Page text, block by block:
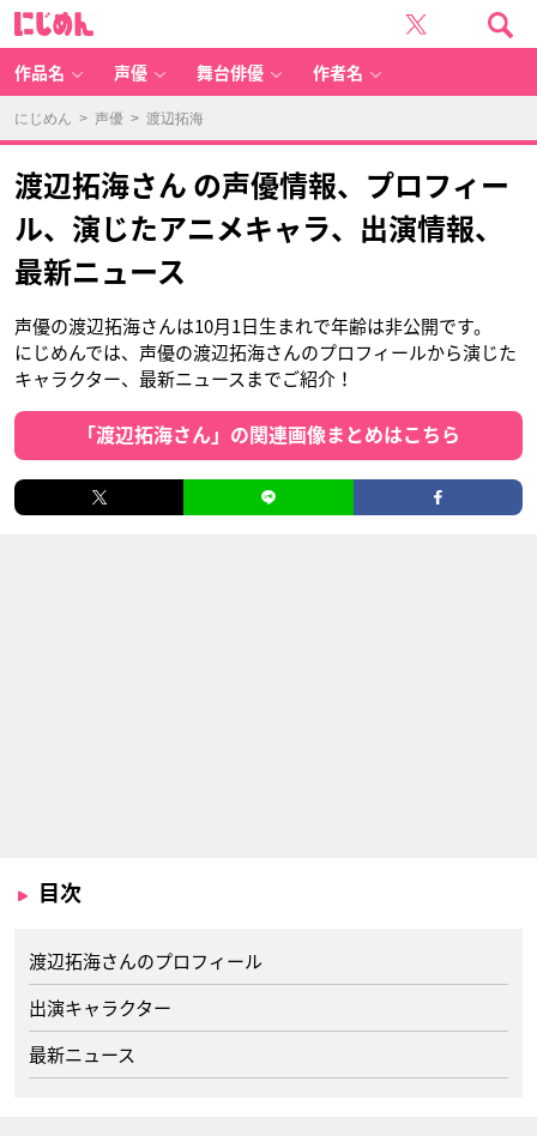
作品名 声優 舞台俳優 作者名
にじめん > 声優 > 渡辺拓海
渡辺拓海さん の声優情報、プロフィー
ル、演じたアニメキャラ、出演情報、
最新ニュース
声優の渡辺拓海さんは10月1日生まれで年齢は非公開です。
にじめんでは、声優の渡辺拓海さんのプロフィールから演じた
キャラクター、最新ニュースまでご紹介！
「渡辺拓海さん」の関連画像まとめはこちら
目次
渡辺拓海さんのプロフィール
出演キャラクター
最新ニュース